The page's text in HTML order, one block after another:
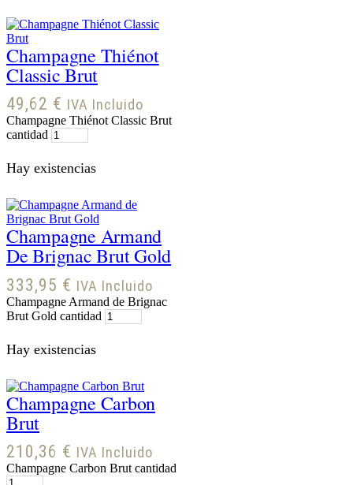
Champagne Thiénot
Classic Brut
49,62 € IVA Incluido
Champagne Thiénot Classic Brut
cantidad
Hay existencias
Champagne Armand
De Brignac Brut Gold
333,95 € IVA Incluido
Champagne Armand de Brignac
Brut Gold cantidad
Hay existencias
Champagne Carbon
Brut
210,36 € IVA Incluido
Champagne Carbon Brut cantidad